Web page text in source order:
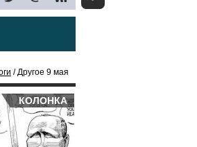
/ Другое 9 мая
КОЛОНКА